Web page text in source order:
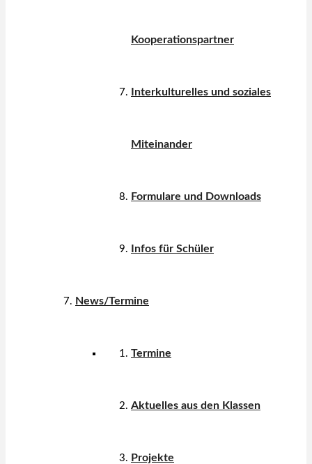
Kooperationspartner
Interkulturelles und soziales
Miteinander
Formulare und Downloads
Infos für Schüler
News/Termine
Termine
Aktuelles aus den Klassen
Projekte